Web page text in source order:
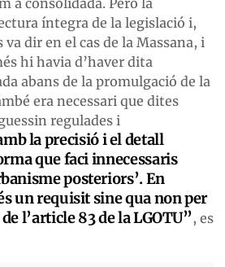
íntegra de la legislació i,
va dir en el cas de la Massana, i
hi havia d’haver dita
abans de la promulgació de la
era necessari que dites
regulades i
la precisió i el detall
que faci innecessaris
posteriors’. En
un requisit sine qua non per
l’article 83 de la LGOTU”, es